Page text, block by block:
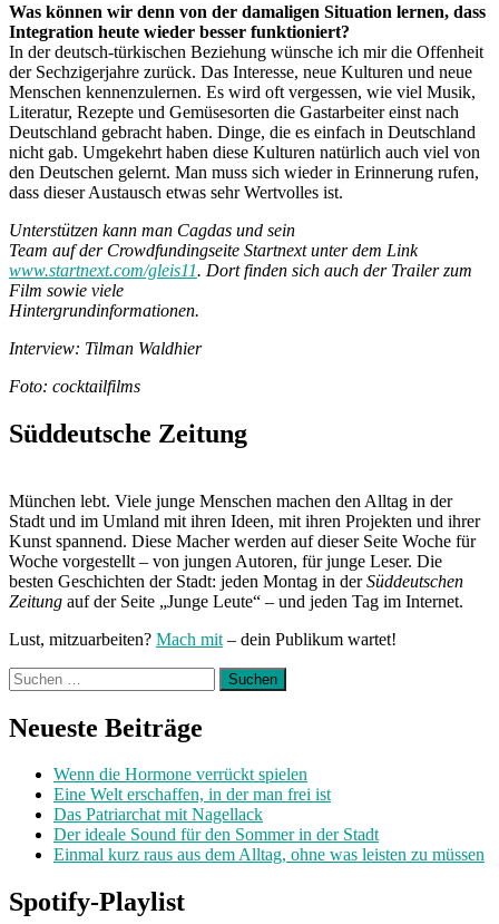
Was können wir denn von der damaligen Situation lernen, dass
Integration heute wieder besser funktioniert?
In der deutsch-türkischen Beziehung wünsche ich mir die Offenheit
der Sechzigerjahre zurück. Das Interesse, neue Kulturen und neue
Menschen kennenzulernen. Es wird oft vergessen, wie viel Musik,
Literatur, Rezepte und Gemüsesorten die Gastarbeiter einst nach
Deutschland gebracht haben. Dinge, die es einfach in Deutschland
nicht gab. Umgekehrt haben diese Kulturen natürlich auch viel von
den Deutschen gelernt. Man muss sich wieder in Erinnerung rufen,
dass dieser Austausch etwas sehr Wertvolles ist.
Unterstützen kann man Cagdas und sein
Team auf der Crowdfundingseite Startnext unter dem Link
www.startnext.com/gleis11. Dort finden sich auch der Trailer zum
Film sowie viele
Hintergrundinformationen.
Interview: Tilman Waldhier
Foto: cocktailfilms
Süddeutsche Zeitung
München lebt. Viele junge Menschen machen den Alltag in der
Stadt und im Umland mit ihren Ideen, mit ihren Projekten und ihrer
Kunst spannend. Diese Macher werden auf dieser Seite Woche für
Woche vorgestellt – von jungen Autoren, für junge Leser. Die
besten Geschichten der Stadt: jeden Montag in derSüddeutschen
Zeitung auf der Seite „Junge Leute“ – und jeden Tag im Internet.
Lust, mitzuarbeiten? Mach mit – dein Publikum wartet!
Suchen
nach:
Neueste Beiträge
Wenn die Hormone verrückt spielen
Eine Welt erschaffen, in der man frei ist
Das Patriarchat mit Nagellack
Der ideale Sound für den Sommer in der Stadt
Einmal kurz raus aus dem Alltag, ohne was leisten zu müssen
Spotify-Playlist